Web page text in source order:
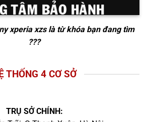
xperia xzslà từ khóa bạn đang tìm
???
THỐNG 4 CƠ SỞ
TRỤ SỞ CHÍNH: